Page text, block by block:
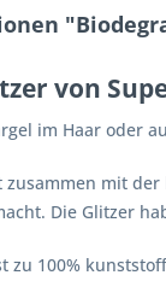
von
im Haar oder
zusammen mit
Die Glitzer
zu 100%